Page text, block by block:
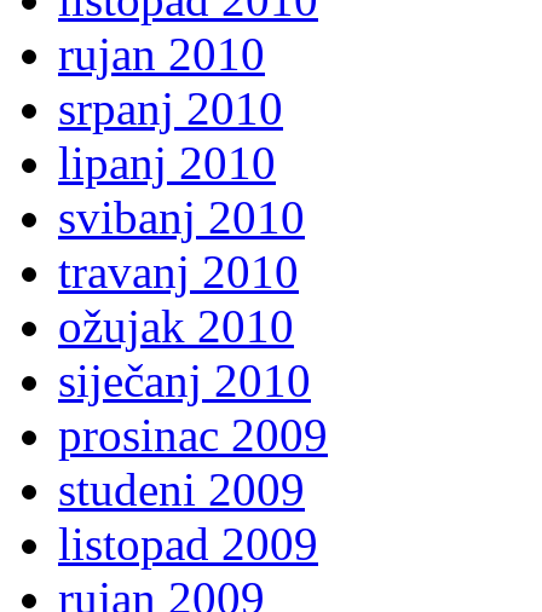
rujan 2010
srpanj 2010
lipanj 2010
svibanj 2010
travanj 2010
ožujak 2010
siječanj 2010
prosinac 2009
studeni 2009
listopad 2009
rujan 2009